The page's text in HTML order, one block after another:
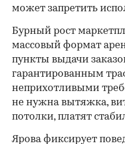
может запретить
Бурный рост
массовый формат
пункты выдачи
гарантированным
неприхотливыми
не нужна вытяжка,
потолки, платят
Ярова фиксирует